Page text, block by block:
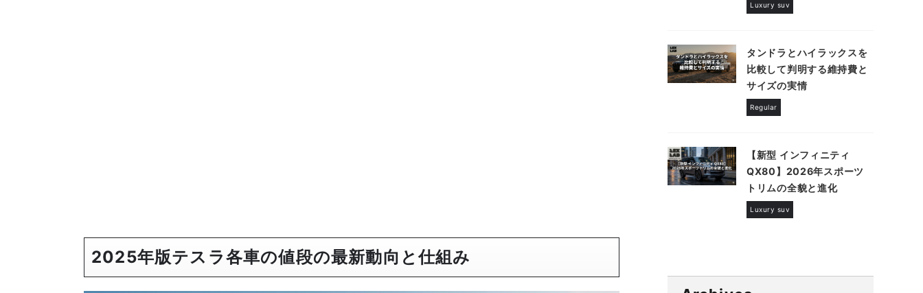
2025年版テスラ各車の値段の最新動向と仕組み
Luxury suv
タンドラとハイラックスを
比較して判明する維持費と
サイズの実情
Regular
【新型 インフィニティ
QX80】2026年スポーツ
トリムの全貌と進化
Luxury suv